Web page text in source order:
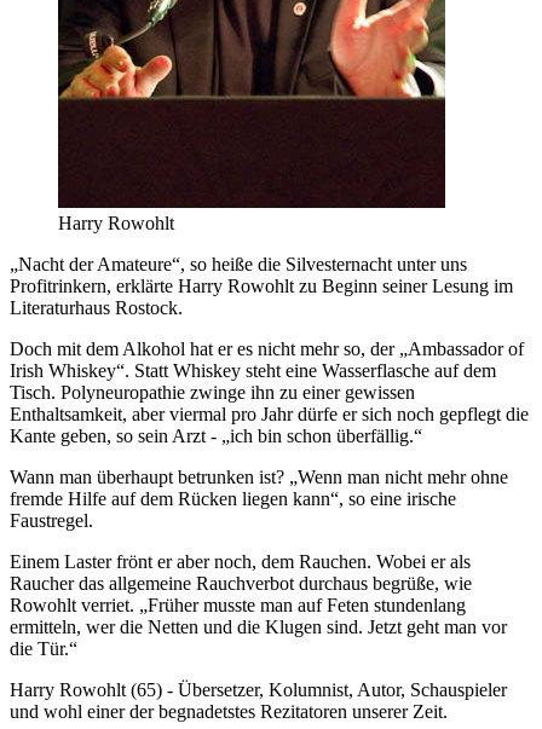
Harry Rowohlt
„Nacht der Amateure“, so heiße die Silvesternacht unter uns
Profitrinkern, erklärte Harry Rowohlt zu Beginn seiner Lesung im
Literaturhaus Rostock.
Doch mit dem Alkohol hat er es nicht mehr so, der „Ambassador of
Irish Whiskey“. Statt Whiskey steht eine Wasserflasche auf dem
Tisch. Polyneuropathie zwinge ihn zu einer gewissen
Enthaltsamkeit, aber viermal pro Jahr dürfe er sich noch gepflegt die
Kante geben, so sein Arzt - „ich bin schon überfällig.“
Wann man überhaupt betrunken ist? „Wenn man nicht mehr ohne
fremde Hilfe auf dem Rücken liegen kann“, so eine irische
Faustregel.
Einem Laster frönt er aber noch, dem Rauchen. Wobei er als
Raucher das allgemeine Rauchverbot durchaus begrüße, wie
Rowohlt verriet. „Früher musste man auf Feten stundenlang
ermitteln, wer die Netten und die Klugen sind. Jetzt geht man vor
die Tür.“
Harry Rowohlt (65) - Übersetzer, Kolumnist, Autor, Schauspieler
und wohl einer der begnadetstes Rezitatoren unserer Zeit.